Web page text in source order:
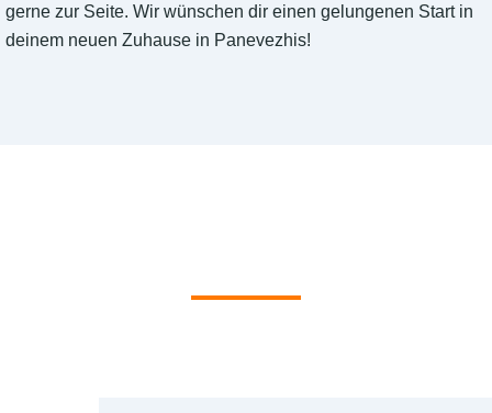
gerne zur Seite. Wir wünschen dir einen gelungenen Start in
deinem neuen Zuhause in Panevezhis!